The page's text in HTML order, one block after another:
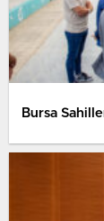
Bursa